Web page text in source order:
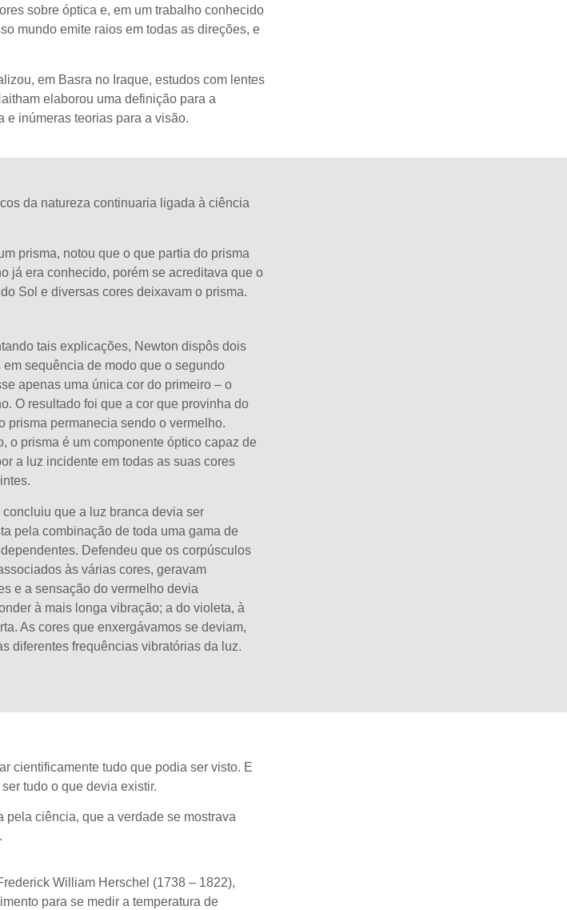
sobre óptica e, em um trabalho conhecido
mundo emite raios em todas as direções, e
, em Basra no Iraque, estudos com lentes
elaborou uma definição para a
e inúmeras teorias para a visão.
da natureza continuaria ligada à ciência
prisma, notou que o que partia do prisma
já era conhecido, porém se acreditava que o
Sol e diversas cores deixavam o prisma.
tais explicações, Newton dispôs dois
em sequência de modo que o segundo
apenas uma única cor do primeiro – o
O resultado foi que a cor que provinha do
prisma permanecia sendo o vermelho.
o prisma é um componente óptico capaz de
a luz incidente em todas as suas cores
concluiu que a luz branca devia ser
pela combinação de toda uma gama de
Defendeu que os corpúsculos
às várias cores, geravam
e a sensação do vermelho devia
à mais longa vibração; a do violeta, à
As cores que enxergávamos se deviam,
diferentes frequências vibratórias da luz.
cientificamente tudo que podia ser visto. E
tudo o que devia existir.
ciência, que a verdade se mostrava
William Herschel (1738 – 1822),
para se medir a temperatura de